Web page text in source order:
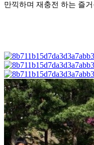
만끽하며 재충전 하는 즐